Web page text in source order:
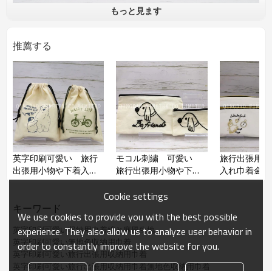
材質
紐
pp
サイズ
Ｈ30*Ｗ23㎝
加工
印刷加工
仕様や数量がお客様の要求で作れ
ます。
コメント
英字印刷可愛い旅行出張用小物や
下着入れ巾着刺繍あり無地色収納
用巾着
もっと見ます
推薦する
英字印刷可愛い 旅行
出張用小物や下着入れ
巾着 綿と麻風生地
モコル刺繍 可愛い
旅行出張用小物や下着
入れ巾着
旅行出張用
入れ巾着金
キーワード
英字印刷可愛い収納用巾着綿と麻風生地
英字印刷可愛い無地色収納用巾着
英字印刷可愛い旅行出張用収納用巾着
英字印刷可愛い旅行出張用収納用巾着無地色収納用巾着
Cookie settings
We use cookies to provide you with the best possible
experience. They also allow us to analyze user behavior in
order to constantly improve the website for you.